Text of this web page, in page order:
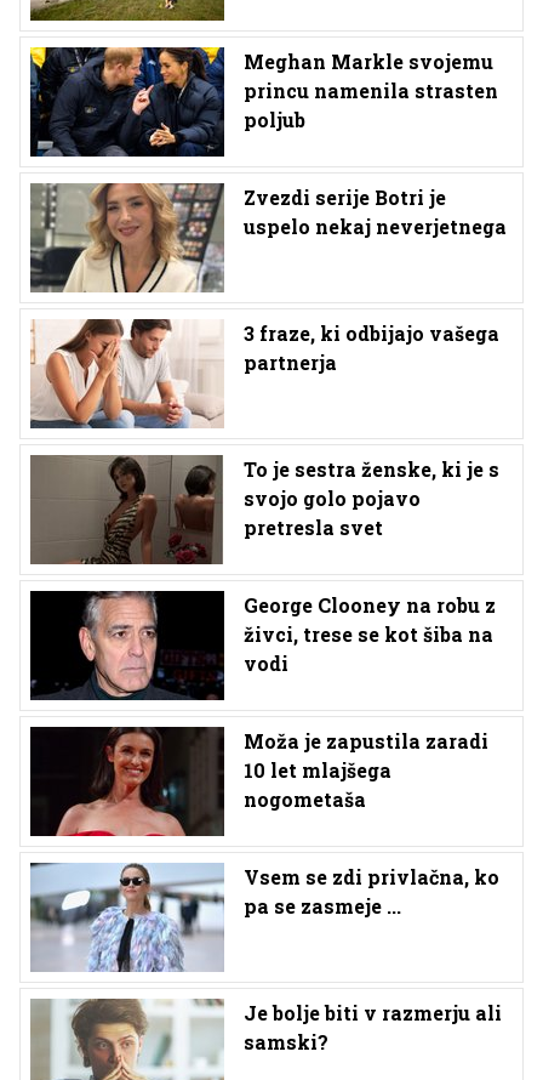
Meghan Markle svojemu
princu namenila strasten
poljub
Zvezdi serije Botri je
uspelo nekaj neverjetnega
3 fraze, ki odbijajo vašega
partnerja
To je sestra ženske, ki je s
svojo golo pojavo
pretresla svet
George Clooney na robu z
živci, trese se kot šiba na
vodi
Moža je zapustila zaradi
10 let mlajšega
nogometaša
Vsem se zdi privlačna, ko
pa se zasmeje ...
Je bolje biti v razmerju ali
samski?